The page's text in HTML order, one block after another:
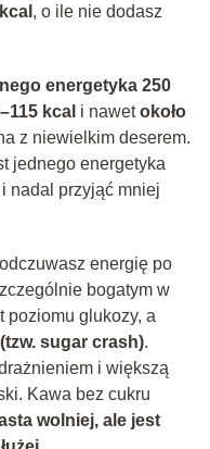
, o ile nie dodasz
energetyka 250
kcal i nawetokoło
z niewielkim deserem.
jednego energetyka
nadal przyjąć mniej
energię po
bogatym w
poziomu glukozy, a
sugar crash).
i większą
Kawa bez cukru
wolniej, ale jest